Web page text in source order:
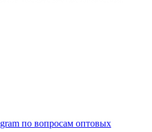
по вопросам оптовых